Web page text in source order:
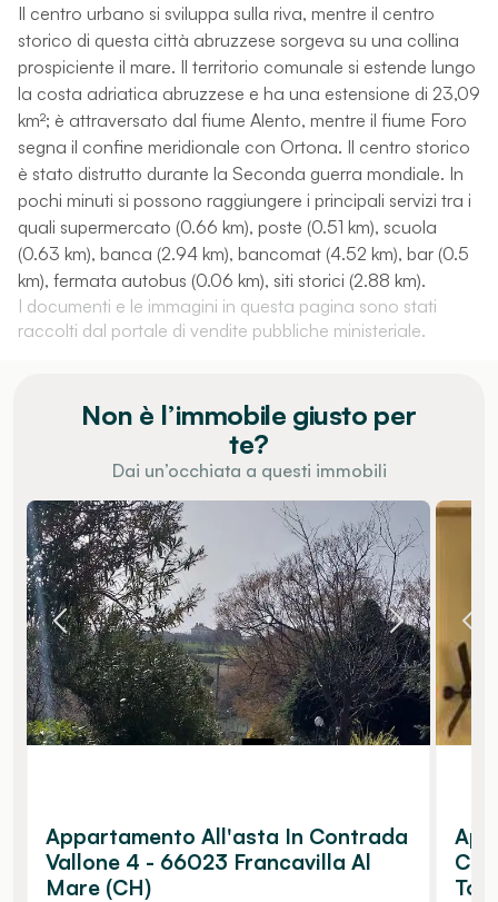
Il centro urbano si sviluppa sulla riva, mentre il centro
storico di questa città abruzzese sorgeva su una collina
prospiciente il mare. Il territorio comunale si estende lungo
la costa adriatica abruzzese e ha una estensione di 23,09
km²; è attraversato dal fiume Alento, mentre il fiume Foro
segna il confine meridionale con Ortona. Il centro storico
è stato distrutto durante la Seconda guerra mondiale. In
pochi minuti si possono raggiungere i principali servizi tra i
quali supermercato (0.66 km), poste (0.51 km), scuola
(0.63 km), banca (2.94 km), bancomat (4.52 km), bar (0.5
km), fermata autobus (0.06 km), siti storici (2.88 km).
I documenti e le immagini in questa pagina sono stati
raccolti dal portale di vendite pubbliche ministeriale.
Non è l’immobile giusto per
te?
Dai un’occhiata a questi immobili
Appartamento All'asta In Contrada
Vallone 4 - 66023 Francavilla Al
Mare (CH)